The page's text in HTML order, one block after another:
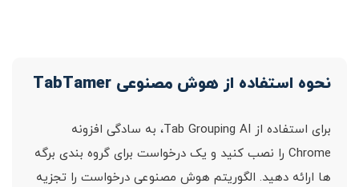
نحوه استفاده از هوش مصنوعی TabTamer
برای استفاده از Tab Grouping AI، به سادگی افزونه
Chrome را نصب کنید و یک درخواست برای گروه بندی برگه
ها ارائه دهید. الگوریتم هوش مصنوعی درخواست را تجزیه